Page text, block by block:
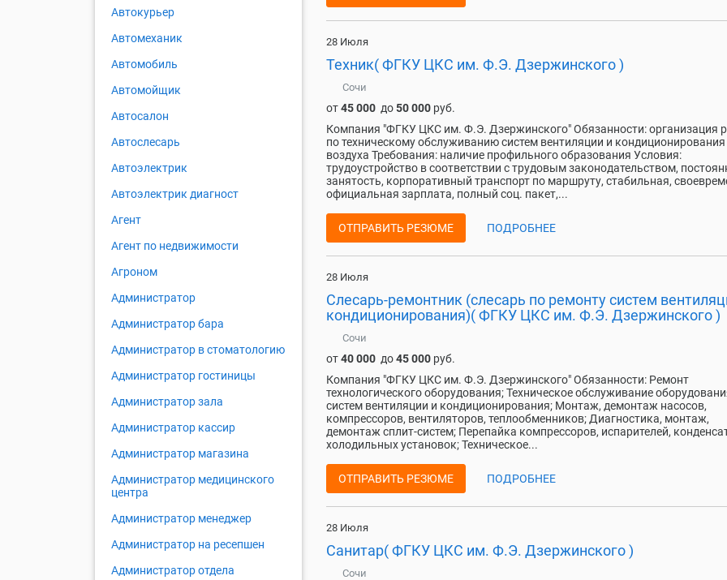
28 Июля
Техник( ФГКУ ЦКС им. Ф.Э. Дзержинского )
Сочи
от45 000 до50 000 руб.
Компания "ФГКУ ЦКС им. Ф.Э. Дзержинского" Обязанности: организация
по техническому обслуживанию систем вентиляции и кондиционирования
воздуха Требования: наличие профильного образования Условия:
трудоустройство в соответствии с трудовым законодательством,
занятость, корпоративный транспорт по маршруту, стабильная,
официальная зарплата, полный соц. пакет,...
ОТПРАВИТЬ РЕЗЮМЕ ПОДРОБНЕЕ
28 Июля
Слесарь-ремонтник (слесарь по ремонту систем
кондиционирования)( ФГКУ ЦКС им. Ф.Э. Дзержинского )
Сочи
от40 000 до45 000 руб.
Компания "ФГКУ ЦКС им. Ф.Э. Дзержинского" Обязанности: Ремонт
технологического оборудования; Техническое обслуживание
систем вентиляции и кондиционирования; Монтаж, демонтаж насосов,
компрессоров, вентиляторов, теплообменников; Диагностика, монтаж,
демонтаж сплит-систем; Перепайка компрессоров, испарителей,
холодильных установок; Техническое...
ОТПРАВИТЬ РЕЗЮМЕ ПОДРОБНЕЕ
28 Июля
Санитар( ФГКУ ЦКС им. Ф.Э. Дзержинского )
Сочи
Автокурьер
Автомеханик
Автомобиль
Автомойщик
Автосалон
Автослесарь
Автоэлектрик
Автоэлектрик диагност
Агент
Агент по недвижимости
Агроном
Администратор
Администратор бара
Администратор в стоматологию
Администратор гостиницы
Администратор зала
Администратор кассир
Администратор магазина
Администратор медицинского
центра
Администратор менеджер
Администратор на ресепшен
Администратор отдела